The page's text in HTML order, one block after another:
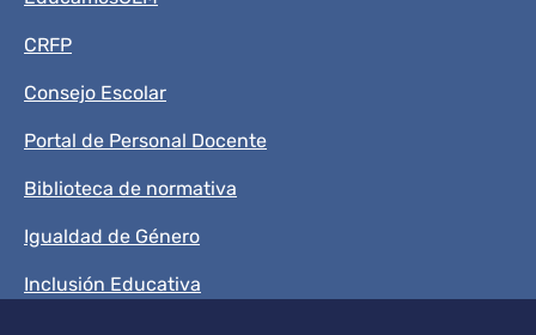
CRFP
Consejo Escolar
Portal de Personal Docente
Biblioteca de normativa
Igualdad de Género
Inclusión Educativa